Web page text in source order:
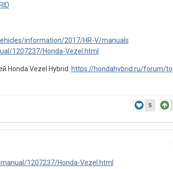
information/2017/HR-V/manuals
1207237/Honda-Vezel.html
Honda Vezel Hybrid: https://hondahybrid.ru/forum/
5
1207237/Honda-Vezel.html